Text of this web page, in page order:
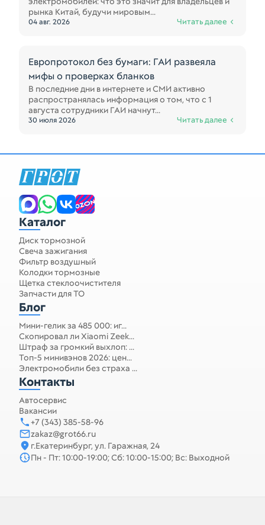
рынка Китай, будучи мировым...
04 авг. 2026 Читать далее
Европротокол без бумаги: ГАИ развеяла
мифы о проверках бланков
В последние дни в интернете и СМИ активно
распространялась информация о том, что с 1
августа сотрудники ГАИ начнут...
30 июля 2026 Читать далее
Каталог
Диск тормозной
Свеча зажигания
Фильтр воздушный
Колодки тормозные
Щетка стеклоочистителя
Запчасти для ТО
Блог
Мини-гелик за 485 000: иг...
Скопировал ли Xiaomi Zeek...
Штраф за громкий выхлоп: ...
Топ-5 минивэнов 2026: цен...
Электромобили без страха ...
Контакты
Автосервис
Вакансии
+7 (343) 385-58-96
zakaz@grot66.ru
г.Екатеринбург, ул. Гаражная, 24
Пн - Пт: 10:00-19:00; Сб: 10:00-15:00; Вс: Выходной